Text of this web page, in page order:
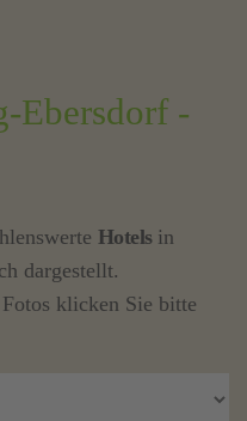
Ebersdorf -
Hotelsin
dargestellt.
klicken Sie bitte